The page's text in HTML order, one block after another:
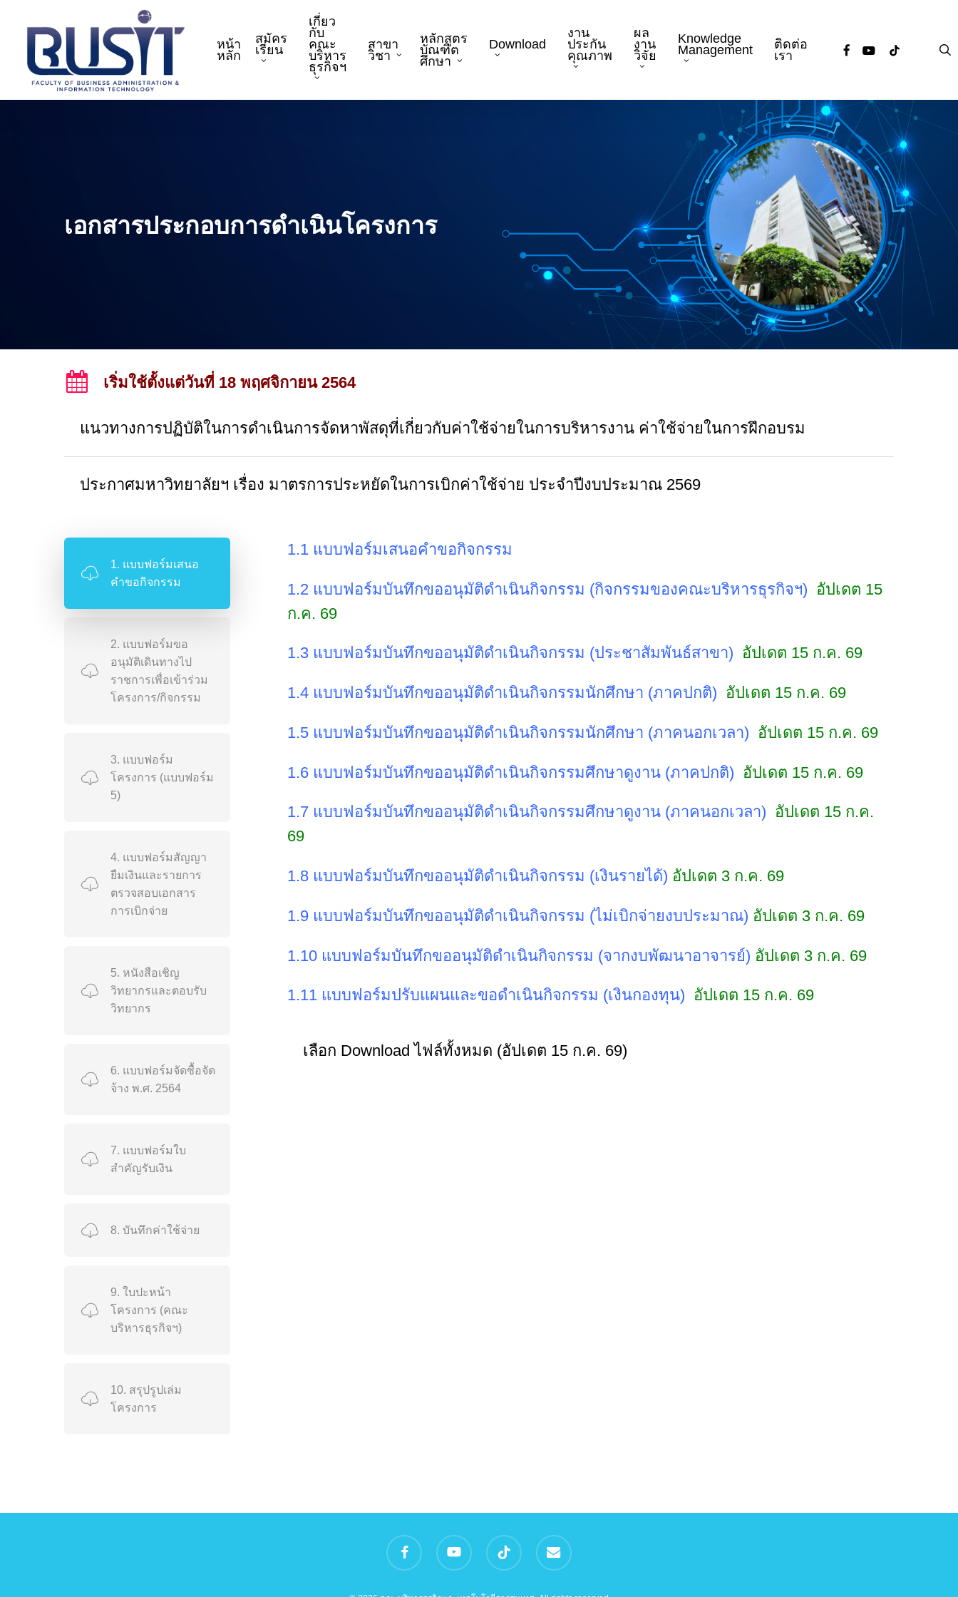
content
หน้า
หลัก
สมัคร
เรียน
เกี่ยว
กับ
คณะ
บริหาร
ธุรกิจฯ
สาขา
วิชา
หลักสูตร
บัณฑิต
ศึกษา
Download
งาน
ประกัน
คุณภาพ
ผล
งาน
วิจัย
Knowledge
Management
ติดต่อ
เรา
facebookyoutube
tiktok
เอกสารประกอบการดำเนินโครงการ
เริ่มใช้ตั้งแต่วันที่ 18 พฤศจิกายน 2564
แนวทางการปฏิบัติในการดำเนินการจัดหาพัสดุที่เกี่ยวกับค่าใช้จ่ายในการบริหารงาน ค่าใช้จ่ายในการฝึกอบรม
ประกาศมหาวิทยาลัยฯ เรื่อง มาตรการประหยัดในการเบิกค่าใช้จ่าย ประจำปีงบประมาณ 2569
1. แบบฟอร์มเสนอ
คำขอกิจกรรม
2. แบบฟอร์มขอ
อนุมัติเดินทางไป
ราชการเพื่อเข้าร่วม
โครงการ/กิจกรรม
3. แบบฟอร์ม
โครงการ (แบบฟอร์ม
5)
4. แบบฟอร์มสัญญา
ยืมเงินและรายการ
ตรวจสอบเอกสาร
การเบิกจ่าย
5. หนังสือเชิญ
วิทยากรและตอบรับ
วิทยากร
6. แบบฟอร์มจัดซื้อจัด
จ้าง พ.ศ. 2564
7. แบบฟอร์มใบ
สำคัญรับเงิน
8. บันทึกค่าใช้จ่าย
9. ใบปะหน้า
โครงการ (คณะ
บริหารธุรกิจฯ)
10. สรุปรูปเล่ม
โครงการ
1.1 แบบฟอร์มเสนอคำขอกิจกรรม
1.2 แบบฟอร์มบันทึกขออนุมัติดำเนินกิจกรรม (กิจกรรมของคณะบริหารธุรกิจฯ) อัปเดต 15
ก.ค. 69
1.3 แบบฟอร์มบันทึกขออนุมัติดำเนินกิจกรรม (ประชาสัมพันธ์สาขา) อัปเดต 15 ก.ค. 69
1.4 แบบฟอร์มบันทึกขออนุมัติดำเนินกิจกรรมนักศึกษา (ภาคปกติ) อัปเดต 15 ก.ค. 69
1.5 แบบฟอร์มบันทึกขออนุมัติดำเนินกิจกรรมนักศึกษา (ภาคนอกเวลา) อัปเดต 15 ก.ค. 69
1.6 แบบฟอร์มบันทึกขออนุมัติดำเนินกิจกรรมศึกษาดูงาน (ภาคปกติ) อัปเดต 15 ก.ค. 69
1.7 แบบฟอร์มบันทึกขออนุมัติดำเนินกิจกรรมศึกษาดูงาน (ภาคนอกเวลา) อัปเดต 15 ก.ค.
69
1.8 แบบฟอร์มบันทึกขออนุมัติดำเนินกิจกรรม (เงินรายได้) อัปเดต 3 ก.ค. 69
1.9 แบบฟอร์มบันทึกขออนุมัติดำเนินกิจกรรม (ไม่เบิกจ่ายงบประมาณ) อัปเดต 3 ก.ค. 69
1.10 แบบฟอร์มบันทึกขออนุมัติดำเนินกิจกรรม (จากงบพัฒนาอาจารย์) อัปเดต 3 ก.ค. 69
1.11 แบบฟอร์มปรับแผนและขอดำเนินกิจกรรม (เงินกองทุน) อัปเดต 15 ก.ค. 69
เลือก Download ไฟล์ทั้งหมด (อัปเดต 15 ก.ค. 69)
facebook youtube tiktok email